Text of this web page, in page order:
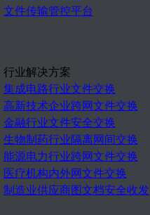
文件传输管控平台
行业解决方案
集成电路行业文件交换
高新技术企业跨网文件交换
金融行业文件安全交换
生物制药行业隔离网间交换
能源电力行业跨网文件交换
医疗机构内外网文件交换
制造业供应商图文档安全收发